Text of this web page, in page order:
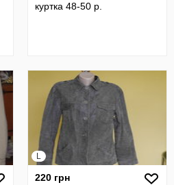
куртка 48-50 р.
L
220 грн